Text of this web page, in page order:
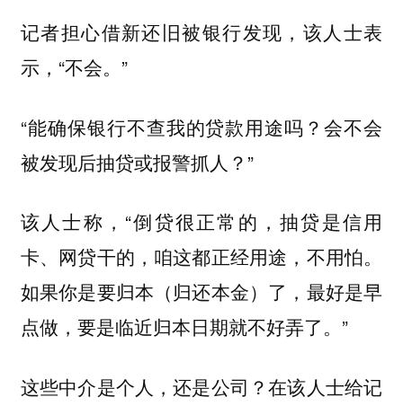
记者担心借新还旧被银行发现，该人士表
示，“不会。”
“能确保银行不查我的贷款用途吗？会不会
被发现后抽贷或报警抓人？”
该人士称，“倒贷很正常的，抽贷是信用
卡、网贷干的，咱这都正经用途，不用怕。
如果你是要归本（归还本金）了，最好是早
点做，要是临近归本日期就不好弄了。”
这些中介是个人，还是公司？在该人士给记